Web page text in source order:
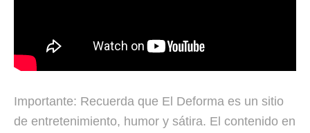
Importante: Recuerda que El Deforma es un sitio
de entretenimiento, humor y sátira. El contenido en